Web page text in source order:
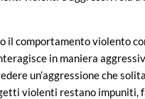
il comportamento violento
in maniera
un’aggressione che
violenti restano impuniti,